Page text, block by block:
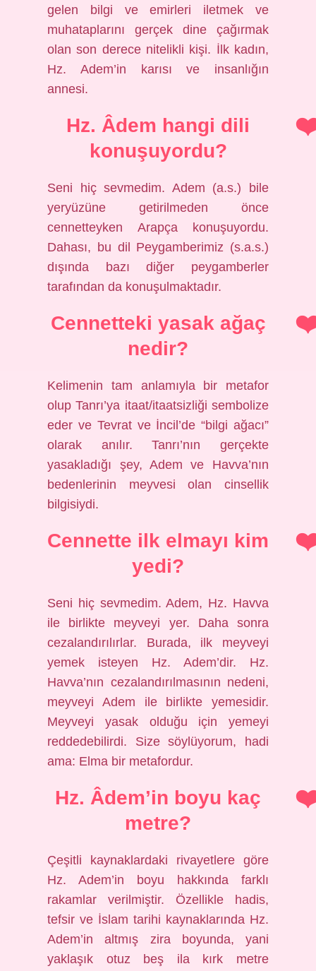
gelen bilgi ve emirleri iletmek ve
muhataplarını gerçek dine çağırmak
olan son derece nitelikli kişi. İlk kadın,
Hz. Adem’in karısı ve insanlığın
annesi.
Hz. Âdem hangi dili
konuşuyordu?
Seni hiç sevmedim. Adem (a.s.) bile
yeryüzüne getirilmeden önce
cennetteyken Arapça konuşuyordu.
Dahası, bu dil Peygamberimiz (s.a.s.)
dışında bazı diğer peygamberler
tarafından da konuşulmaktadır.
Cennetteki yasak ağaç
nedir?
Kelimenin tam anlamıyla bir metafor
olup Tanrı’ya itaat/itaatsizliği sembolize
eder ve Tevrat ve İncil’de “bilgi ağacı”
olarak anılır. Tanrı’nın gerçekte
yasakladığı şey, Adem ve Havva’nın
bedenlerinin meyvesi olan cinsellik
bilgisiydi.
Cennette ilk elmayı kim
yedi?
Seni hiç sevmedim. Adem, Hz. Havva
ile birlikte meyveyi yer. Daha sonra
cezalandırılırlar. Burada, ilk meyveyi
yemek isteyen Hz. Adem’dir. Hz.
Havva’nın cezalandırılmasının nedeni,
meyveyi Adem ile birlikte yemesidir.
Meyveyi yasak olduğu için yemeyi
reddedebilirdi. Size söylüyorum, hadi
ama: Elma bir metafordur.
Hz. Âdem’in boyu kaç
metre?
Çeşitli kaynaklardaki rivayetlere göre
Hz. Adem’in boyu hakkında farklı
rakamlar verilmiştir. Özellikle hadis,
tefsir ve İslam tarihi kaynaklarında Hz.
Adem’in altmış zira boyunda, yani
yaklaşık otuz beş ila kırk metre